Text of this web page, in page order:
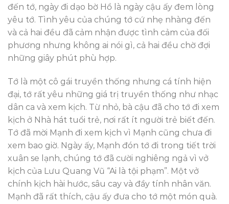
đến tớ, ngày đi dạo bờ Hồ là ngày cậu ấy đem lòng
yêu tớ. Tình yêu của chúng tớ cứ nhẹ nhàng đến
và cả hai đều đã cảm nhận được tình cảm của đối
phương nhưng không ai nói gì, cả hai đều chờ đợi
những giây phút phù hợp.
Tớ là một cô gái truyền thống nhưng cá tính hiện
đại, tớ rất yêu những giá trị truyền thống như nhạc
dân ca và xem kịch. Từ nhỏ, bà cậu đã cho tớ đi xem
kịch ở Nhà hát tuổi trẻ, nơi rất ít người trẻ biết đến.
Tớ đã mời Mạnh đi xem kịch vì Mạnh cũng chưa đi
xem bao giờ. Ngày ấy, Mạnh đón tớ đi trong tiết trời
xuân se lạnh, chúng tớ đã cười nghiêng ngả vì vở
kịch của Lưu Quang Vũ “Ai là tội phạm”. Một vở
chính kịch hài hước, sâu cay và đầy tính nhân văn.
Mạnh đã rất thích, cậu ấy đưa cho tớ một món quà.